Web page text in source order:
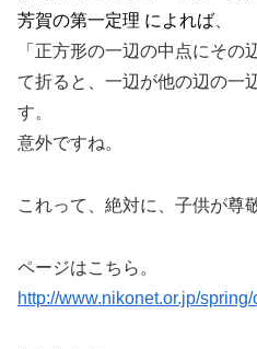
芳賀の第一定理 によれば
「正方形の一辺の中点にそ
て折ると、一辺が他の辺の一
す。
意外ですね。
これって、絶対に、子供が尊
ページはこちら。
http://www.nikonet.or.jp/